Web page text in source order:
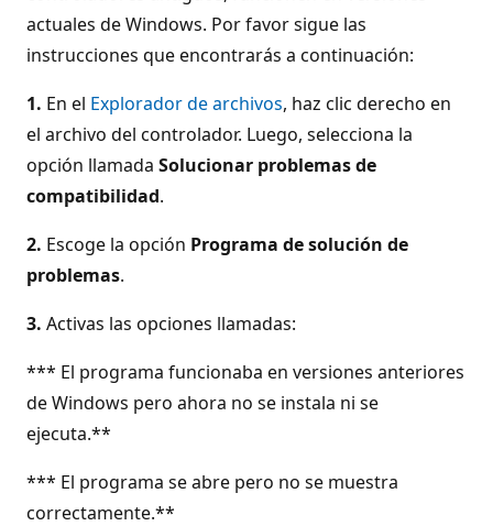
actuales de Windows. Por favor sigue las
instrucciones que encontrarás a continuación:
1. En el Explorador de archivos, haz clic derecho en
el archivo del controlador. Luego, selecciona la
opción llamada Solucionar problemas de
compatibilidad.
2. Escoge la opción Programa de solución de
problemas.
3. Activas las opciones llamadas:
*** El programa funcionaba en versiones anteriores
de Windows pero ahora no se instala ni se
ejecuta.**
*** El programa se abre pero no se muestra
correctamente.**